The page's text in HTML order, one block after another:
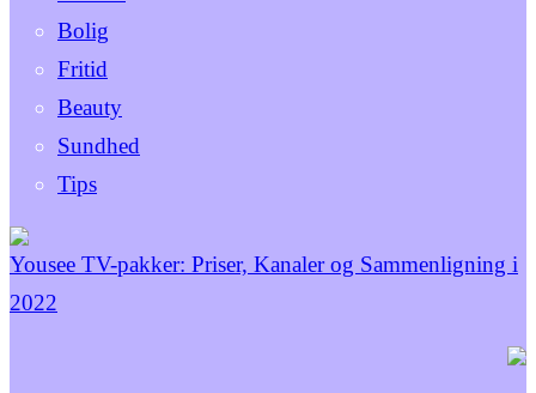
Bolig
Fritid
Beauty
Sundhed
Tips
Yousee TV-pakker: Priser, Kanaler og Sammenligning i
2022